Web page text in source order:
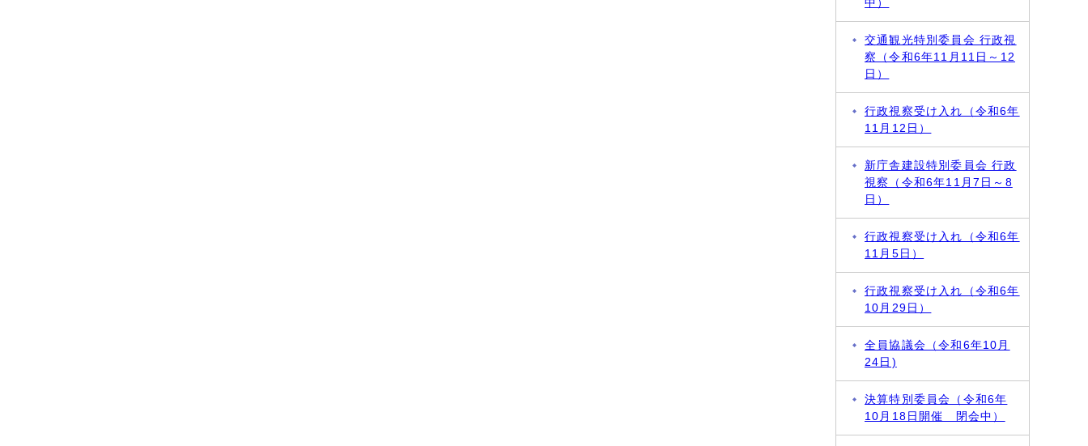
交通観光特別委員会 行政視
察（令和6年11月11日～12
日）
行政視察受け入れ（令和6年
11月12日）
新庁舎建設特別委員会 行政
視察（令和6年11月7日～8
日）
行政視察受け入れ（令和6年
11月5日）
行政視察受け入れ（令和6年
10月29日）
全員協議会（令和6年10月
24日)
決算特別委員会（令和6年
10月18日開催 閉会中）